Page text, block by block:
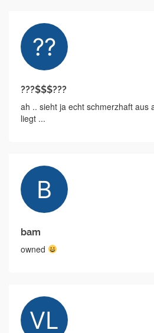
???$$$???
ah .. sieht ja echt schmerzhaft aus
liegt ...
bam
owned